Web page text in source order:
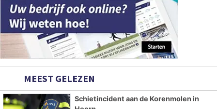
MEEST GELEZEN
Schietincident aan de Korenmolen in